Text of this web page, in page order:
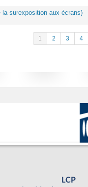
surexposition aux écrans)
1 2 3 4
LCP